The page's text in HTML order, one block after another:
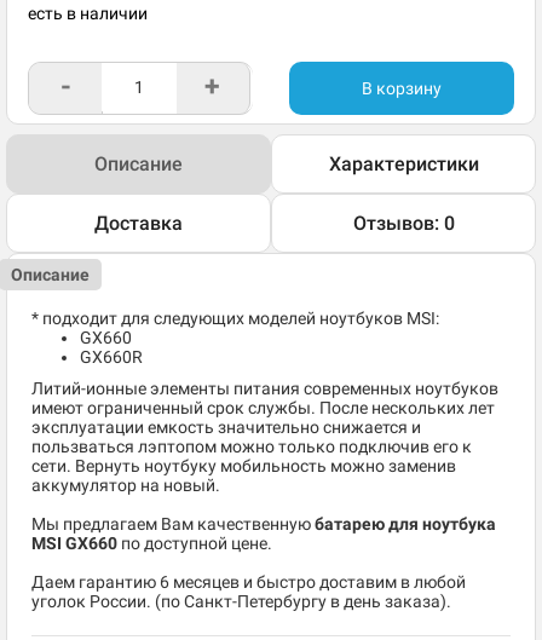
есть в наличии
- + В корзину
Описание Характеристики
Доставка Отзывов: 0
Описание
* подходит для следующих моделей ноутбуков MSI:
GX660
GX660R
Литий-ионные элементы питания современных ноутбуков
имеют ограниченный срок службы. После нескольких лет
эксплуатации емкость значительно снижается и
пользваться лэптопом можно только подключив его к
сети. Вернуть ноутбуку мобильность можно заменив
аккумулятор на новый.
Мы предлагаем Вам качественнуюбатарею для ноутбука
MSI GX660 по доступной цене.
Даем гарантию 6 месяцев и быстро доставим в любой
уголок России. (по Санкт-Петербургу в день заказа).